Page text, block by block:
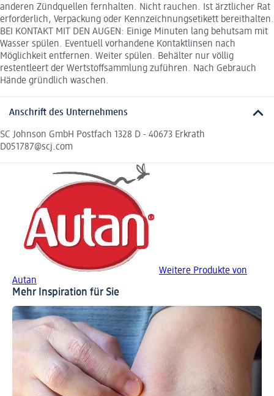
anderen Zündquellen fernhalten. Nicht rauchen. Ist ärztlicher Rat
erforderlich, Verpackung oder Kennzeichnungsetikett bereithalten.
BEI KONTAKT MIT DEN AUGEN: Einige Minuten lang behutsam mit
Wasser spülen. Eventuell vorhandene Kontaktlinsen nach
Möglichkeit entfernen. Weiter spülen. Behälter nur völlig
restentleert der Wertstoffsammlung zuführen. Nach Gebrauch
Hände gründlich waschen.
Anschrift des Unternehmens
SC Johnson GmbH Postfach 1328 D - 40673 Erkrath
D051787@scj.com
Weitere Produkte von
Autan
Mehr Inspiration für Sie